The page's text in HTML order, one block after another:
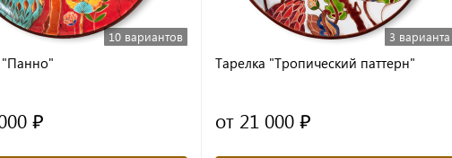
10 вариантов
"Панно"
₽
3 варианта
Тарелка "Тропический паттерн"
от 21 000 ₽